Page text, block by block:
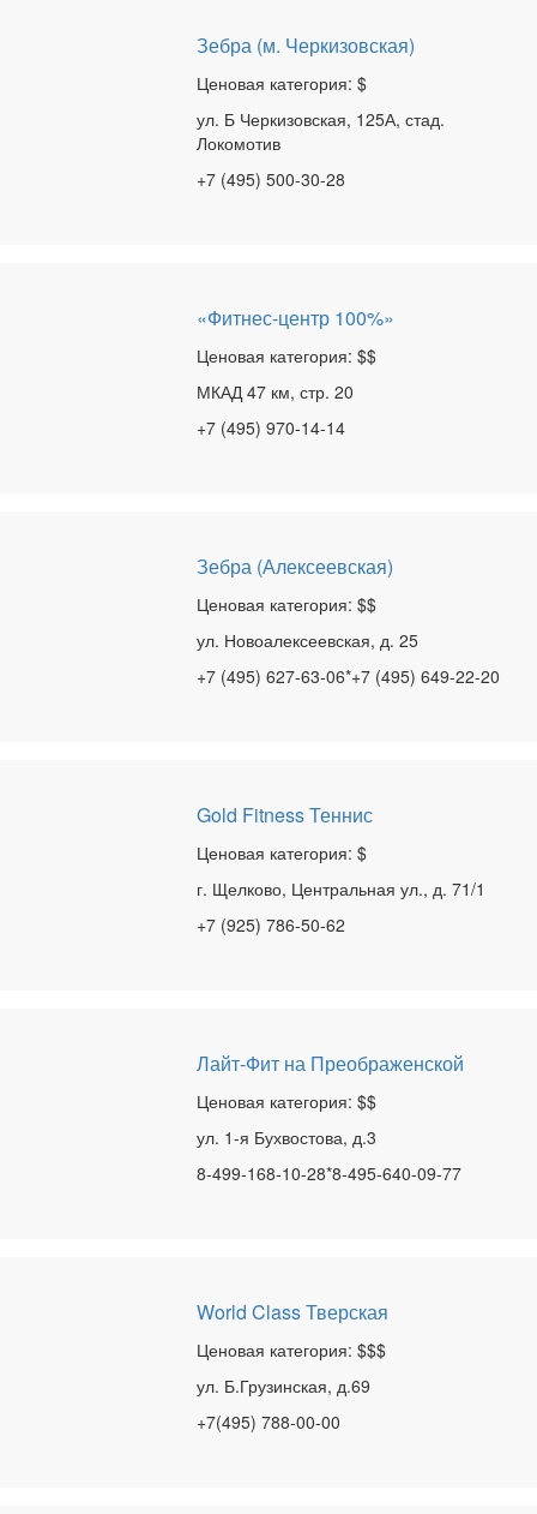
Зебра (м. Черкизовская)
Ценовая категория: $
ул. Б Черкизовская, 125А, стад.
Локомотив
+7 (495) 500-30-28
«Фитнес-центр 100%»
Ценовая категория: $$
МКАД 47 км, стр. 20
+7 (495) 970-14-14
Зебра (Алексеевская)
Ценовая категория: $$
ул. Новоалексеевская, д. 25
+7 (495) 627-63-06*+7 (495) 649-22-20
Gold Fitness Теннис
Ценовая категория: $
г. Щелково, Центральная ул., д. 71/1
+7 (925) 786-50-62
Лайт-Фит на Преображенской
Ценовая категория: $$
ул. 1-я Бухвостова, д.3
8-499-168-10-28*8-495-640-09-77
World Class Тверская
Ценовая категория: $$$
ул. Б.Грузинская, д.69
+7(495) 788-00-00